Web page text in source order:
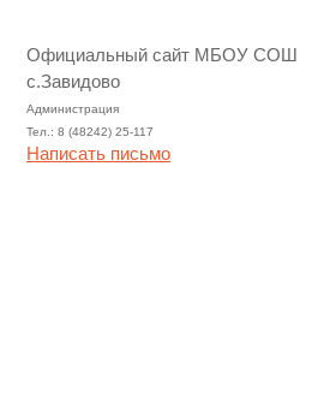
Официальный сайт МБОУ СОШ
с.Завидово
Администрация
Тел.: 8 (48242) 25-117
Написать письмо